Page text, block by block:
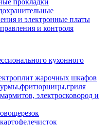
прокладки
и электронные платы
и контроля
кухонного
жарочных шкафов
электросковород и